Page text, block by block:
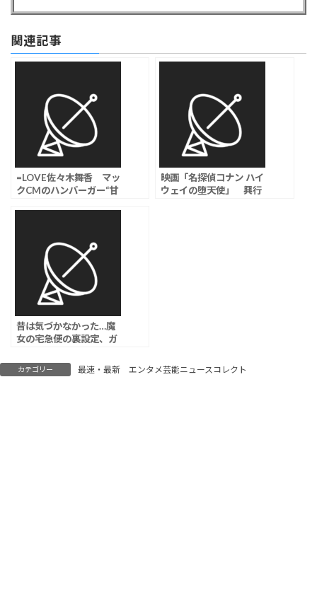
関連記事
=LOVE佐々木舞香 マッ
クCMのハンバーガー“甘
て」ツッコミ続出
映画「名探偵コナン ハイ
ウェイの堕天使」 興行
昔は気づかなかった…魔
女の宅急便の裏設定、ガ
カテゴリー 最速・最新 エンタメ芸能ニュースコレクト